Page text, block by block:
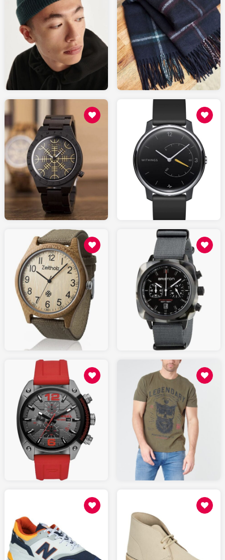
36.00
GALERIESLAFAYETTE.com
57.00
BALIBARIS.com
50.00
AMAZON.fr
99.95
AMAZON.fr
70.00
AMAZON.fr
330.00
AMAZON.fr
145.00
AMAZON.fr
17.99
SPARTOO.fr
109 139